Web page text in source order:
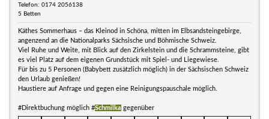
Telefon: 0174 2056138
5 Betten
Käthes Sommerhaus – das Kleinod in Schöna, mitten im Elbsandsteingebirge,
angenzend an die Nationalparks Sächsische und Böhmische Schweiz.
Viel Ruhe und Weite, mit Blick auf den Zirkelstein und die Schrammsteine, gibt
es viel Platz auf dem eigenen Grundstück mit Spiel- und Liegewiese.
Für bis zu 5 Personen (Babybett zusätzlich möglich) in der Sächsischen Schweiz
den Urlaub genießen!
Haustiere auf Anfrage und gegen eine Reinigungspauschale möglich.
#Direktbuchung möglich #Schmilka gegenüber